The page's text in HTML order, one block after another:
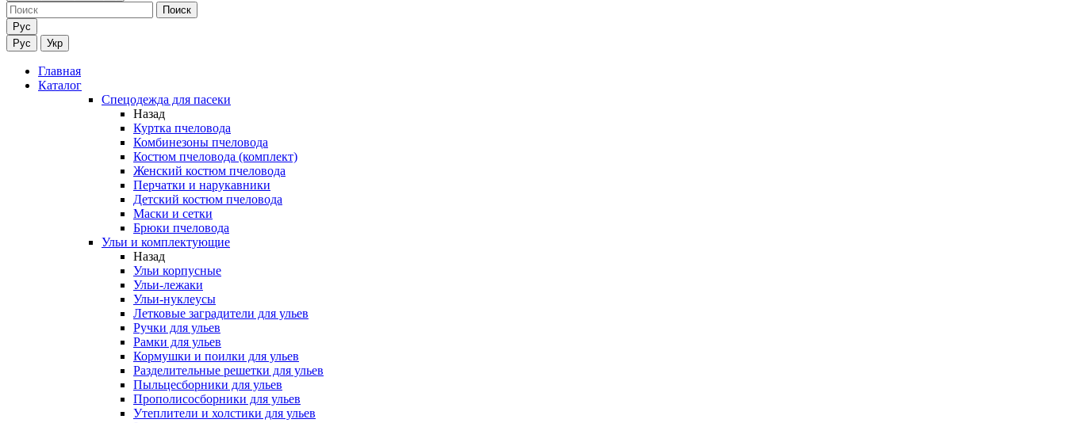
Поиск
Рус
Рус
Укр
Главная
Каталог
Спецодежда для пасеки
Назад
Куртка пчеловода
Комбинезоны пчеловода
Костюм пчеловода (комплект)
Женский костюм пчеловода
Перчатки и нарукавники
Детский костюм пчеловода
Маски и сетки
Брюки пчеловода
Ульи и комплектующие
Назад
Ульи корпусные
Ульи-лежаки
Ульи-нуклеусы
Летковые заградители для ульев
Ручки для ульев
Рамки для ульев
Кормушки и поилки для ульев
Разделительные решетки для ульев
Пыльцесборники для ульев
Прополисосборники для ульев
Утеплители и холстики для ульев